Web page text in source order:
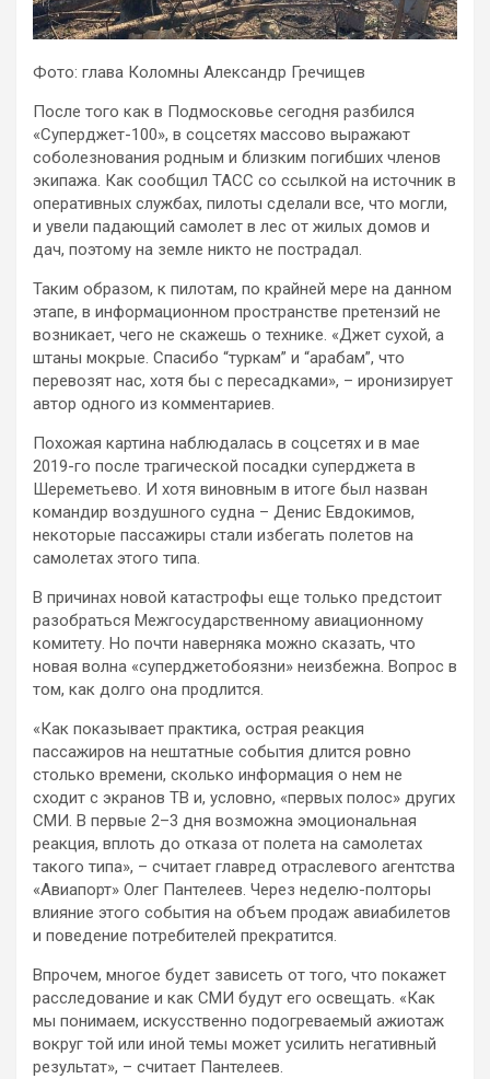
Фото: глава Коломны Александр Гречищев
После того как в Подмосковье сегодня разбился
«Суперджет-100», в соцсетях массово выражают
соболезнования родным и близким погибших членов
экипажа. Как сообщил ТАСС со ссылкой на источник в
оперативных службах, пилоты сделали все, что могли,
и увели падающий самолет в лес от жилых домов и
дач, поэтому на земле никто не пострадал.
Таким образом, к пилотам, по крайней мере на данном
этапе, в информационном пространстве претензий не
возникает, чего не скажешь о технике. «Джет сухой, а
штаны мокрые. Спасибо “туркам” и “арабам”, что
перевозят нас, хотя бы с пересадками», – иронизирует
автор одного из комментариев.
Похожая картина наблюдалась в соцсетях и в мае
2019-го после трагической посадки суперджета в
Шереметьево. И хотя виновным в итоге был назван
командир воздушного судна – Денис Евдокимов,
некоторые пассажиры стали избегать полетов на
самолетах этого типа.
В причинах новой катастрофы еще только предстоит
разобраться Межгосударственному авиационному
комитету. Но почти наверняка можно сказать, что
новая волна «суперджетобоязни» неизбежна. Вопрос в
том, как долго она продлится.
«Как показывает практика, острая реакция
пассажиров на нештатные события длится ровно
столько времени, сколько информация о нем не
сходит с экранов ТВ и, условно, «первых полос» других
СМИ. В первые 2–3 дня возможна эмоциональная
реакция, вплоть до отказа от полета на самолетах
такого типа», – считает главред отраслевого агентства
«Авиапорт» Олег Пантелеев. Через неделю-полторы
влияние этого события на объем продаж авиабилетов
и поведение потребителей прекратится.
Впрочем, многое будет зависеть от того, что покажет
расследование и как СМИ будут его освещать. «Как
мы понимаем, искусственно подогреваемый ажиотаж
вокруг той или иной темы может усилить негативный
результат», – считает Пантелеев.